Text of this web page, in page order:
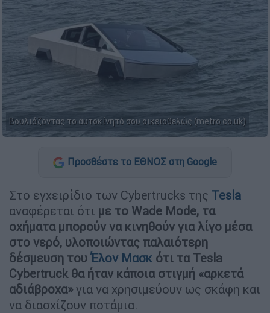
Βουλιάζοντας το αυτοκίνητό σου οικειοθελώς (metro.co.uk)
Προσθέστε το ΕΘΝΟΣ στη Google
Στο εγχειρίδιο των Cybertrucks της Tesla
αναφέρεται ότι με το Wade Mode, τα
οχήματα μπορούν να κινηθούν για λίγο μέσα
στο νερό, υλοποιώντας παλαιότερη
δέσμευση του Έλον Μασκ ότι τα Tesla
Cybertruck θα ήταν κάποια στιγμή «αρκετά
αδιάβροχα» για να χρησιμεύουν ως σκάφη και
να διασχίζουν ποτάμια.